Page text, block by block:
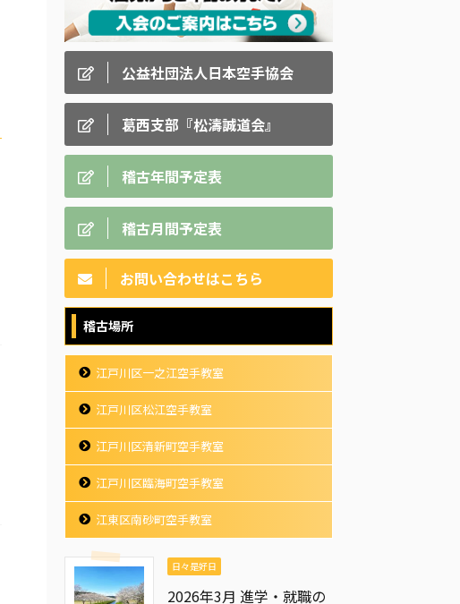
公益社団法人日本空手協会
葛西支部『松濤誠道会』
稽古年間予定表
稽古月間予定表
お問い合わせはこちら
稽古場所
江戸川区一之江空手教室
江戸川区松江空手教室
江戸川区清新町空手教室
江戸川区臨海町空手教室
江東区南砂町空手教室
日々是好日
2026年3月 進学・就職の